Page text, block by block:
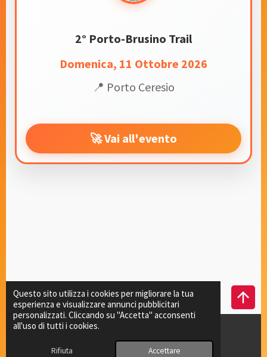
Questo sito utilizza i cookies per migliorare la tua
esperienza e visualizzare annunci pubblicitari
personalizzati. Cliccando su "Accetta" acconsenti
all'uso di tutti i cookies.
Rifiuta Accettare
2° Porto-Brusino Trail
Domenica, 11 Ottobre 2026
📍 Porto Ceresio
🚀 Vai all'evento
arrow_upward
Webador